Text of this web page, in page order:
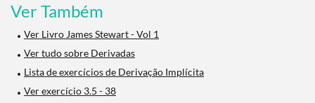
Ver Também
Ver Livro James Stewart - Vol 1
Ver tudo sobre Derivadas
Lista de exercícios de Derivação Implícita
Ver exercício 3.5 - 38